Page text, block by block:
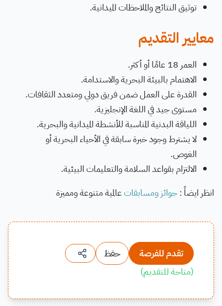
توثيق النتائج والملاحظات الميدانية.
معايير التقديم
العمر 18 عامًا أو أكثر.
الاهتمام بالبيئة البحرية والاستدامة.
القدرة على العمل ضمن فريق دولي ومتعدد الثقافات.
مستوى جيد في اللغة الإنجليزية.
اللياقة البدنية المناسبة للأنشطة الميدانية والبحرية.
لا يشترط وجود خبرة سابقة في الأحياء البحرية أو
الغوص.
الالتزام بقواعد السلامة والتعليمات البيئية.
انظر ايضاً :جوائز ومسابقاتعالمية متنوعة ومميزة
تقدم للفرصة
حفظ
(متاحة للتقديم)